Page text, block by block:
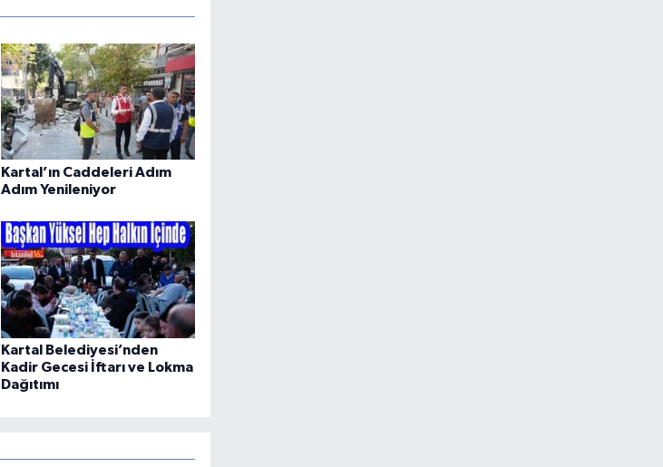
Kartal’ın Caddeleri Adım
Adım Yenileniyor
Kartal Belediyesi’nden
Kadir Gecesi İftarı ve Lokma
Dağıtımı